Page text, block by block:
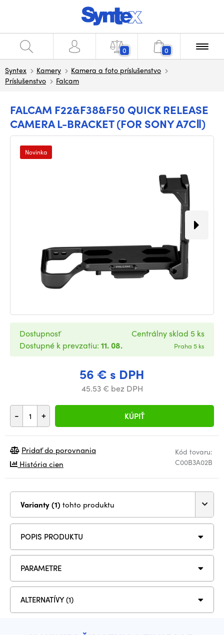
0 0
Syntex Kamery
Kamera a foto príslušenstvo
Príslušenstvo
Falcam
FALCAM F22&F38&F50 QUICK RELEASE
CAMERA L-BRACKET (FOR SONY A7CⅡ)
Novinka
56 € s DPH
45.53 € bez DPH
- + KÚPIŤ
Dostupnosť
Dostupné k prevzatiu: 11. 08.
Centrálny sklad 5 ks
Praha 5 ks
Kód tovaru:
C00B3A02B
Pridať do porovnania
História cien
Varianty (1) tohto produktu
POPIS PRODUKTU
PARAMETRE
ALTERNATÍVY (1)